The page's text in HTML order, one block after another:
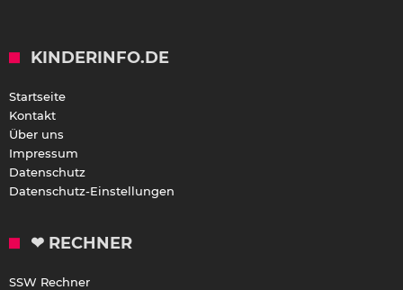
KINDERINFO.DE
Startseite
Kontakt
Über uns
Impressum
Datenschutz
Datenschutz-Einstellungen
❤ RECHNER
SSW Rechner